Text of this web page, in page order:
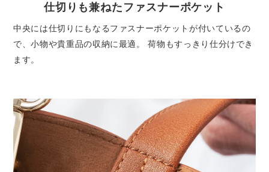
仕切りも兼ねたファスナーポケット
中央には仕切りにもなるファスナーポケットが付いているの
で、小物や貴重品の収納に最適。 荷物もすっきり仕分けでき
ます。